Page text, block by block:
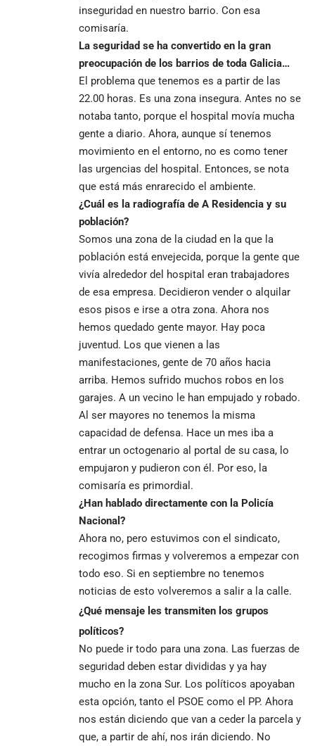
inseguridad en nuestro barrio. Con esa
comisaría.
La seguridad se ha convertido en la gran
preocupación de los barrios de toda Galicia…
El problema que tenemos es a partir de las
22.00 horas. Es una zona insegura. Antes no se
notaba tanto, porque el hospital movía mucha
gente a diario. Ahora, aunque sí tenemos
movimiento en el entorno, no es como tener
las urgencias del hospital. Entonces, se nota
que está más enrarecido el ambiente.
¿Cuál es la radiografía de A Residencia y su
población?
Somos una zona de la ciudad en la que la
población está envejecida, porque la gente que
vivía alrededor del hospital eran trabajadores
de esa empresa. Decidieron vender o alquilar
esos pisos e irse a otra zona. Ahora nos
hemos quedado gente mayor. Hay poca
juventud. Los que vienen a las
manifestaciones, gente de 70 años hacia
arriba. Hemos sufrido muchos robos en los
garajes. A un vecino le han empujado y robado.
Al ser mayores no tenemos la misma
capacidad de defensa. Hace un mes iba a
entrar un octogenario al portal de su casa, lo
empujaron y pudieron con él. Por eso, la
comisaría es primordial.
¿Han hablado directamente con la Policía
Nacional?
Ahora no, pero estuvimos con el sindicato,
recogimos firmas y volveremos a empezar con
todo eso. Si en septiembre no tenemos
noticias de esto volveremos a salir a la calle.
¿Qué mensaje les transmiten los grupos
políticos?
No puede ir todo para una zona. Las fuerzas de
seguridad deben estar divididas y ya hay
mucho en la zona Sur. Los políticos apoyaban
esta opción, tanto el PSOE como el PP. Ahora
nos están diciendo que van a ceder la parcela y
que, a partir de ahí, nos irán diciendo. No